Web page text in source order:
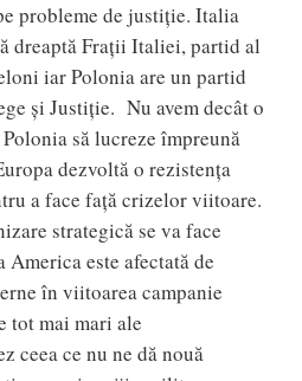
probleme de justiție. Italia
dreaptă Frații Italiei, partid al
iar Polonia are un partid
și Justiție. Nu avem decât o
să lucreze împreună
dezvoltă o rezistența
a face față crizelor viitoare.
strategică se va face
este afectată de
în viitoarea campanie
tot mai mari ale
ceea ce nu ne dă nouă